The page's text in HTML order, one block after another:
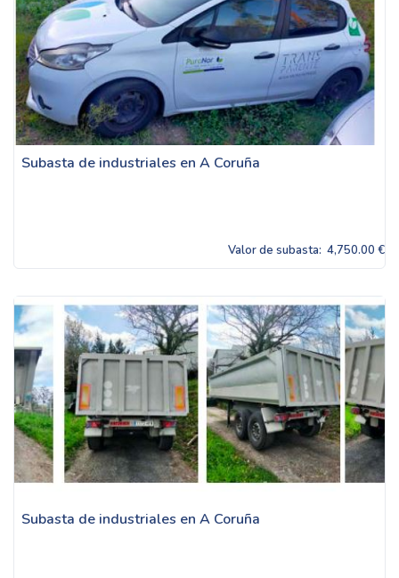
Subasta de industriales en A Coruña
Valor de subasta: 4,750.00 €
Subasta de industriales en A Coruña